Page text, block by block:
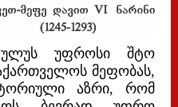
ულუს უფროსი შტო
მეფობას,
აზრი, რომ